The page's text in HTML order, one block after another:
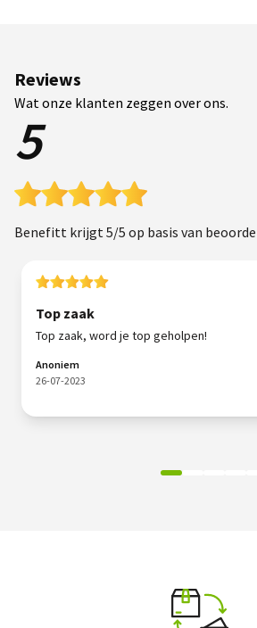
Reviews
Wat onze klanten zeggen over ons.
5
Benefitt krijgt 5/5 op basis van
Top zaak
Top zaak, word je top geholpen!
Anoniem
26-07-2023